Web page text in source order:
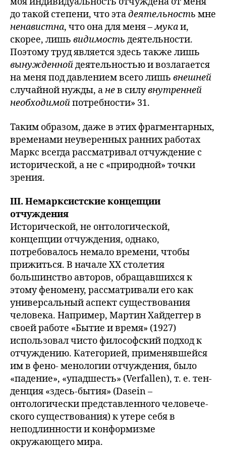
до такой степени, что этадеятельность мне
ненавистна, что она для меня –мукаи,
скорее, лишь видимость деятельности.
Поэтому труд является здесь также лишь
вынужденнойдеятельностью и возлагается
на меня под давлением всего лишь внешней
случайной нужды, анев силувнутренней
необходимойпотребности» 31.
Таким образом, даже в этих фрагментарных,
временами неуверенных ранних работах
Маркс всегда рассматривал отчуждение с
исторической, а не с «природной» точки
зрения.
III. Немарксистские концепции
отчуждения
Исторической, не онтологической,
концепции отчуждения, однако,
потребовалось немало времени, чтобы
прижиться. В начале XX столетия
большинство авторов, обращавшихся к
этому феномену, рассматривали его как
универсальный аспект существования
человека. Например, Мартин Хайдеггер в
своей работе «Бытие и время» (1927)
использовал чисто философский подход к
отчуждению. Категорией, применявшейся
им в фено- менологии отчуждения, было
«падение», «упадшесть» (Verfallen), т. е. тен-
денция «здесь-бытия» (Dasein –
онтологически представленного человече-
ского существования) к утере себя в
неподлинности и конформизме
окружающего мира.